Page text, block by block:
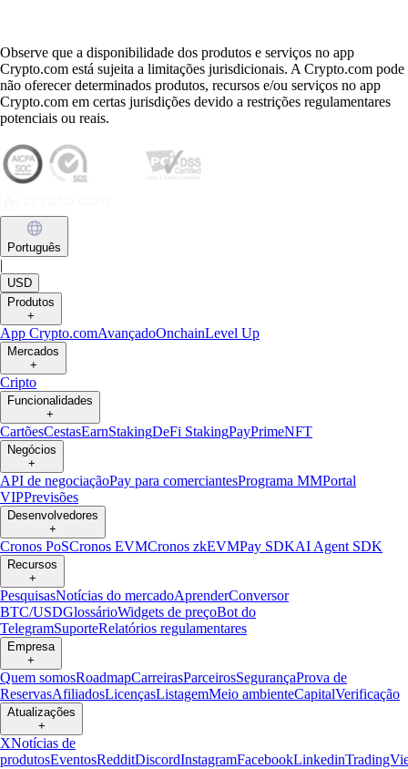
Observe que a disponibilidade dos produtos e serviços no app
Crypto.com está sujeita a limitações jurisdicionais. A Crypto.com pode
não oferecer determinados produtos, recursos e/ou serviços no app
Crypto.com em certas jurisdições devido a restrições regulamentares
potenciais ou reais.
Português
|
USD
Produtos
+
App Crypto.comAvançadoOnchainLevel Up
Mercados
+
Cripto
Funcionalidades
+
CartõesCestasEarnStakingDeFi StakingPayPrimeNFT
Negócios
+
API de negociaçãoPay para comerciantesPrograma MMPortal
VIPPrevisões
Desenvolvedores
+
Cronos PoSCronos EVMCronos zkEVMPay SDKAI Agent SDK
Recursos
+
PesquisasNotícias do mercadoAprenderConversor
BTC/USDGlossárioWidgets de preçoBot do
TelegramSuporteRelatórios regulamentares
Empresa
+
Quem somosRoadmapCarreirasParceirosSegurançaProva de
ReservasAfiliadosLicençasListagemMeio ambienteCapitalVerificação
Atualizações
+
XNotícias de
produtosEventosRedditDiscordInstagramFacebookLinkedin